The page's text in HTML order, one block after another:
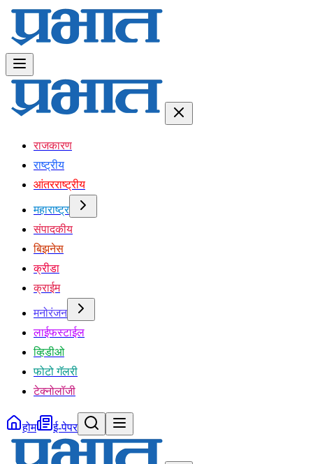
राजकारण
राष्ट्रीय
आंतरराष्ट्रीय
महाराष्ट्र
संपादकीय
बिझनेस
क्रीडा
क्राईम
मनोरंजन
लाईफस्टाईल
व्हिडीओ
फोटो गॅलरी
टेक्नोलॉजी
होम ई-पेपर